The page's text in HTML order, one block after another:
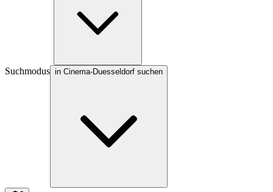
Suchmodus in Cinema-Duesseldorf suchen